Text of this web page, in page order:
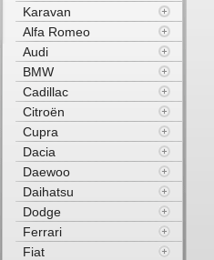
Karavan
Alfa Romeo
Audi
BMW
Cadillac
Citroën
Cupra
Dacia
Daewoo
Daihatsu
Dodge
Ferrari
Fiat